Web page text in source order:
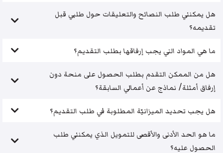
هل يمكنني طلب النصائح والتعليقات حول طلبي قبل
تقديمه؟
ما هي المواد التي يجب إرفاقها بطلب التقديم؟
هل من الممكن التقدم بطلب الحصول على منحة دون
إرفاق أمثلة/ نماذج عن أعمالي السابقة؟
هل يجب تحديد الميزانيّة المطلوبة في طلب التقديم؟
ما هو الحد الأدنى والأقصى للتمويل الذي يمكنني طلب
الحصول عليه؟